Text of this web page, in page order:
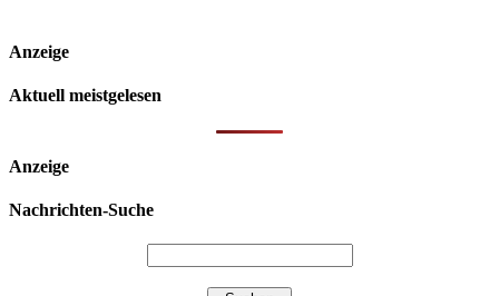
Anzeige
Aktuell meistgelesen
Anzeige
Nachrichten-Suche